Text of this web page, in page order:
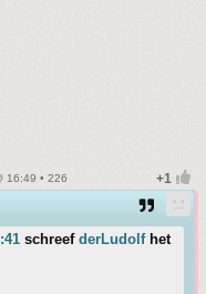
16:49 • 226
schreef derLudolfhet